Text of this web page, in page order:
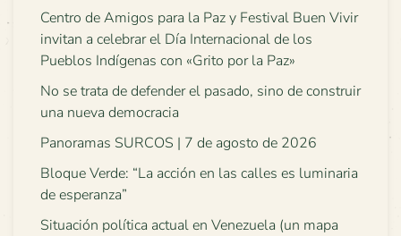
Centro de Amigos para la Paz y Festival Buen Vivir
invitan a celebrar el Día Internacional de los
Pueblos Indígenas con «Grito por la Paz»
No se trata de defender el pasado, sino de construir
una nueva democracia
Panoramas SURCOS | 7 de agosto de 2026
Bloque Verde: “La acción en las calles es luminaria
de esperanza”
Situación política actual en Venezuela (un mapa